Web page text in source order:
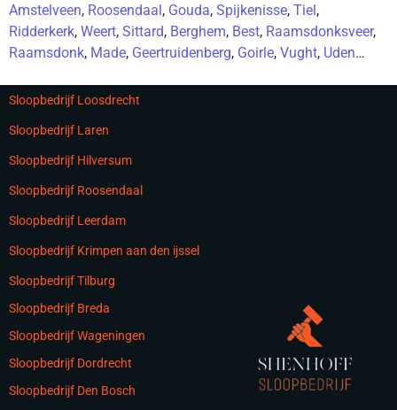
Amstelveen, Roosendaal, Gouda, Spijkenisse, Tiel,
Ridderkerk, Weert, Sittard, Berghem, Best, Raamsdonksveer,
Raamsdonk, Made, Geertruidenberg, Goirle, Vught, Uden…
Sloopbedrijf Loosdrecht
Sloopbedrijf Laren
Sloopbedrijf Hilversum
Sloopbedrijf Roosendaal
Sloopbedrijf Leerdam
Sloopbedrijf Krimpen aan den ijssel
Sloopbedrijf Tilburg
Sloopbedrijf Breda
Sloopbedrijf Wageningen
Sloopbedrijf Dordrecht
Sloopbedrijf Den Bosch